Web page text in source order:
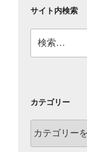
サイト内検索
索:
カテゴリー
テ